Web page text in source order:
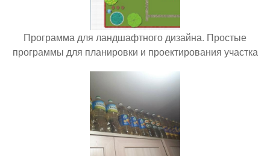
Программа для ландшафтного дизайна. Простые
программы для планировки и проектирования участка